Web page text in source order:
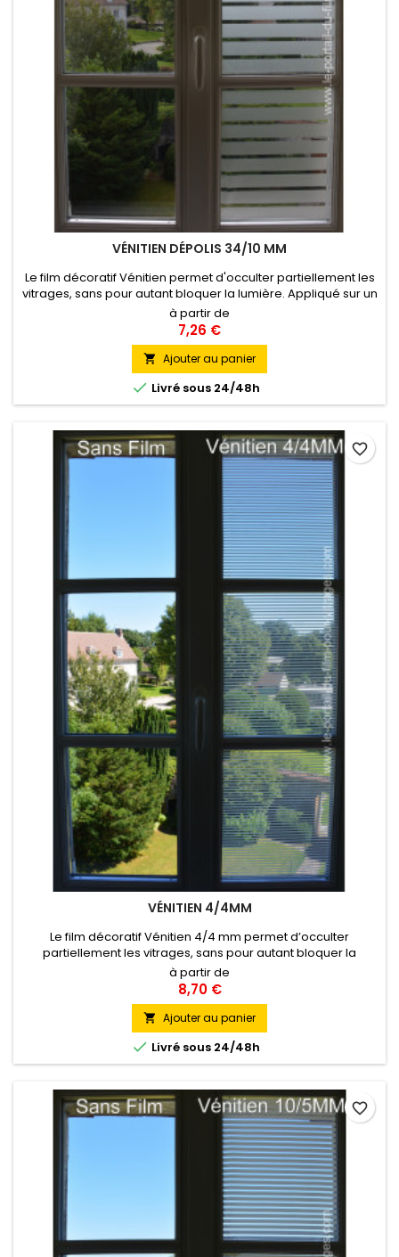
VÉNITIEN DÉPOLIS 34/10 MM
Le film décoratif Vénitien permet d'occulter partiellement les
vitrages, sans pour autant bloquer la lumière. Appliqué sur un
vitrage, ce film offrant une élégante alternance de bandes
dépolies de 34 mm et de bandes transparentes de 10
mm recrée un espace d'intimité tout en laissant passer la
lumière très largement et en associant esthétisme et
confort...
à partir de
7,26 €
 Ajouter au panier
 Livré sous 24/48h
VÉNITIEN 4/4MM
Le film décoratif Vénitien 4/4 mm permet d’occulter
partiellement les vitrages, sans pour autant bloquer la
lumière. L’alternance de bandes blanches et de bandes
transparentes horizontales crée une ambiance d’intimité
semblable au store vénitien entrouvert Pose Intérieure
à partir de
8,70 €
 Ajouter au panier
 Livré sous 24/48h
favorite_border
favorite_border